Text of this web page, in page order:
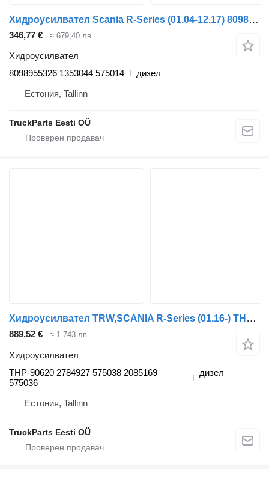
Хидроусилвател Scania R-Series (01.04-12.17) 8098955326 за влекач Scania P,G,R,T-series (2004-2017)
346,77 € ≈ 679,40 лв.
Хидроусилвател
8098955326 1353044 575014
дизел
Естония, Tallinn
TruckParts Eesti OÜ
Хидроусилвател TRW,SCANIA R-Series (01.16-) THP-90620 за влекач Scania L,P,G,R,S-series (2016-)
889,52 € ≈ 1 743 лв.
Хидроусилвател
THP-90620 2784927 575038 2085169
575036
дизел
Естония, Tallinn
TruckParts Eesti OÜ